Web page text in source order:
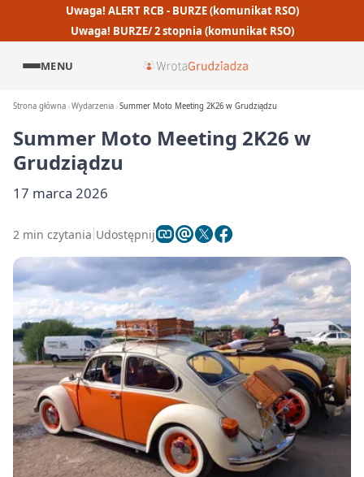
Uwaga! ALERT RCB - BURZE (komunikat RSO)
Uwaga! BURZE/ 2 stopnia (komunikat RSO)
MENU
Strona główna Wydarzenia Summer Moto Meeting 2K26 w Grudziądzu
Summer Moto Meeting 2K26 w
Grudziądzu
17 marca 2026
2 min czytania Udostępnij